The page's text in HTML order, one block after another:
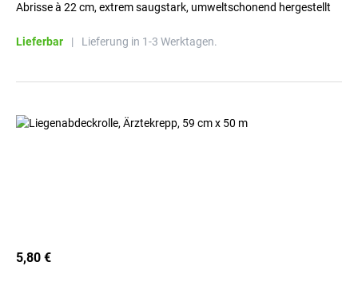
Abrisse à 22 cm, extrem saugstark, umweltschonend hergestellt
Lieferbar | Lieferung in 1-3 Werktagen.
5,80 €